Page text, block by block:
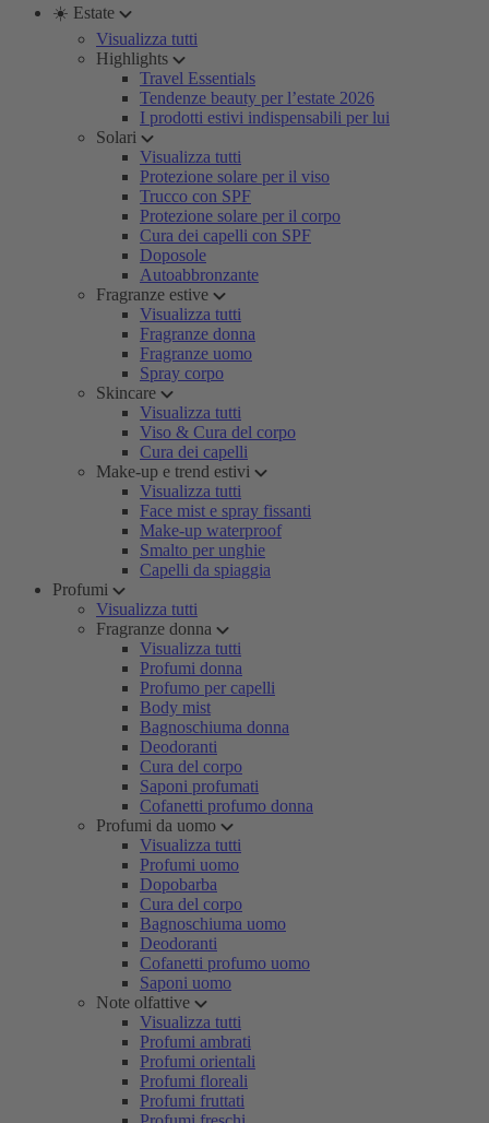
☀️ Estate
Visualizza tutti
Highlights
Travel Essentials
Tendenze beauty per l’estate 2026
I prodotti estivi indispensabili per lui
Solari
Visualizza tutti
Protezione solare per il viso
Trucco con SPF
Protezione solare per il corpo
Cura dei capelli con SPF
Doposole
Autoabbronzante
Fragranze estive
Visualizza tutti
Fragranze donna
Fragranze uomo
Spray corpo
Skincare
Visualizza tutti
Viso & Cura del corpo
Cura dei capelli
Make-up e trend estivi
Visualizza tutti
Face mist e spray fissanti
Make-up waterproof
Smalto per unghie
Capelli da spiaggia
Profumi
Visualizza tutti
Fragranze donna
Visualizza tutti
Profumi donna
Profumo per capelli
Body mist
Bagnoschiuma donna
Deodoranti
Cura del corpo
Saponi profumati
Cofanetti profumo donna
Profumi da uomo
Visualizza tutti
Profumi uomo
Dopobarba
Cura del corpo
Bagnoschiuma uomo
Deodoranti
Cofanetti profumo uomo
Saponi uomo
Note olfattive
Visualizza tutti
Profumi ambrati
Profumi orientali
Profumi floreali
Profumi fruttati